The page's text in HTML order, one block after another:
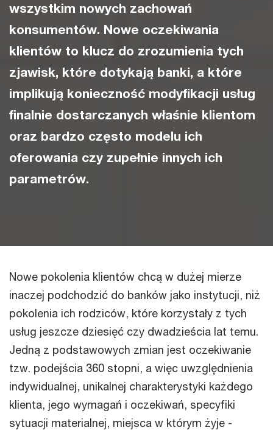
wszystkim nowych zachowań
konsumentów. Nowe oczekiwania
klientów to klucz do zrozumienia tych
zjawisk, które dotykają banki, a które
implikują konieczność modyfikacji usług
finalnie dostarczanych właśnie klientom
oraz bardzo często modelu ich
oferowania czy zupełnie innych ich
parametrów.
Nowe pokolenia klientów chcą w dużej mierze
inaczej podchodzić do banków jako instytucji, niż
pokolenia ich rodziców, które korzystały z tych
usług jeszcze dziesięć czy dwadzieścia lat temu.
Jedną z podstawowych zmian jest oczekiwanie
tzw. podejścia 360 stopni, a więc uwzględnienia
indywidualnej, unikalnej charakterystyki każdego
klienta, jego wymagań i oczekiwań, specyfiki
sytuacji materialnej, miejsca w którym żyje -